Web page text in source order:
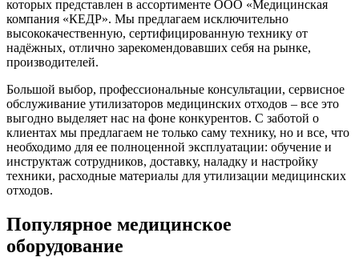
которых представлен в ассортименте ООО «Медицинская
компания «КЕДР». Мы предлагаем исключительно
высококачественную, сертифицированную технику от
надёжных, отлично зарекомендовавших себя на рынке,
производителей.
Большой выбор, профессиональные консультации, сервисное
обслуживание утилизаторов медицинских отходов – все это
выгодно выделяет нас на фоне конкурентов. С заботой о
клиентах мы предлагаем не только саму технику, но и все, что
необходимо для ее полноценной эксплуатации: обучение и
инструктаж сотрудников, доставку, наладку и настройку
техники, расходные материалы для утилизации медицинских
отходов.
Популярное медицинское
оборудование